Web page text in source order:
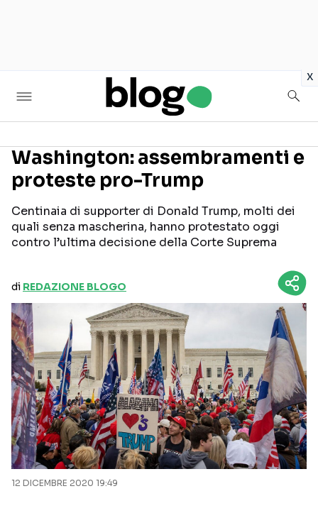
x
Seguici sui social
Washington: assembramenti e
proteste pro-Trump
Centinaia di supporter di Donald Trump, molti dei
quali senza mascherina, hanno protestato oggi
contro l’ultima decisione della Corte Suprema
di REDAZIONE BLOGO
12 DICEMBRE 2020 19:49